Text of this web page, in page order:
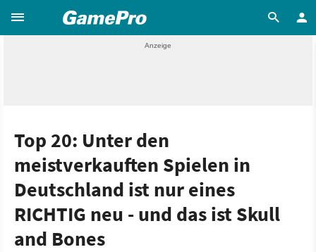
Top 20: Unter den
meistverkauften Spielen in
Deutschland ist nur eines
RICHTIG neu - und das ist Skull
and Bones